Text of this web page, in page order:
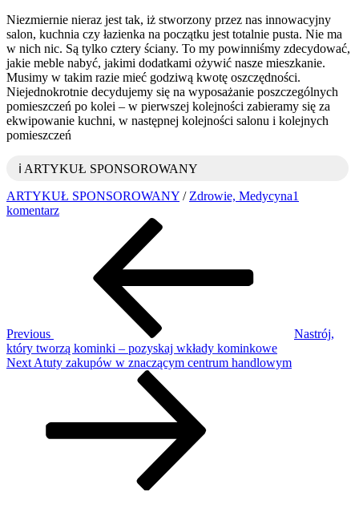
Niezmiernie nieraz jest tak, iż stworzony przez nas innowacyjny
salon, kuchnia czy łazienka na początku jest totalnie pusta. Nie ma
w nich nic. Są tylko cztery ściany. To my powinniśmy zdecydować,
jakie meble nabyć, jakimi dodatkami ożywić nasze mieszkanie.
Musimy w takim razie mieć godziwą kwotę oszczędności.
Niejednokrotnie decydujemy się na wyposażanie poszczególnych
pomieszczeń po kolei – w pierwszej kolejności zabieramy się za
ekwipowanie kuchni, w następnej kolejności salonu i kolejnych
pomieszczeń
ℹ️ ARTYKUŁ SPONSOROWANY
ARTYKUŁ SPONSOROWANY / Zdrowie, Medycyna1
komentarzdo
wykwintne
mieszkanie
Previous
Nastrój,
który tworzą kominki – pozyskaj wkłady kominkowe
Next
Next Atuty zakupów w znaczącym centrum handlowym